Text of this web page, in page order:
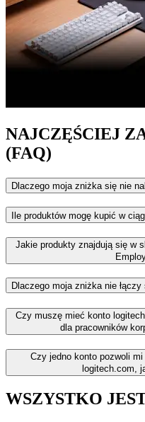
NAJCZĘŚCIEJ
(FAQ)
Dlaczego moja zniżka się nie
Ile produktów mogę kupić w
Jakie produkty znajdują się w
Dlaczego moja zniżka nie
Czy muszę mieć konto
dla pracowników
Czy jedno konto pozwoli
logitech.com,
WSZYSTKO